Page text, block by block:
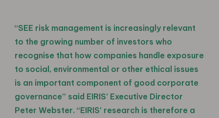
“SEE risk management is increasingly relevant
to the growing number of investors who
recognise that how companies handle exposure
to social, environmental or other ethical issues
is an important component of good corporate
governance” said EIRIS’ Executive Director
Peter Webster. “EIRIS’ research is therefore a